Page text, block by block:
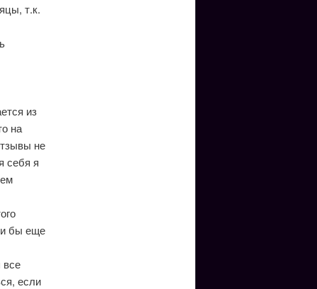
т.к.
из
на
не
себя я
бы еще
все
если